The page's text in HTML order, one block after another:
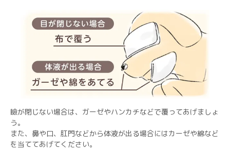
瞼が閉じない場合は、ガーゼやハンカチなどで覆ってあげましょ
う。
また、鼻や口、肛門などから体液が出る場合にはカーゼや綿など
を当ててあげてください。